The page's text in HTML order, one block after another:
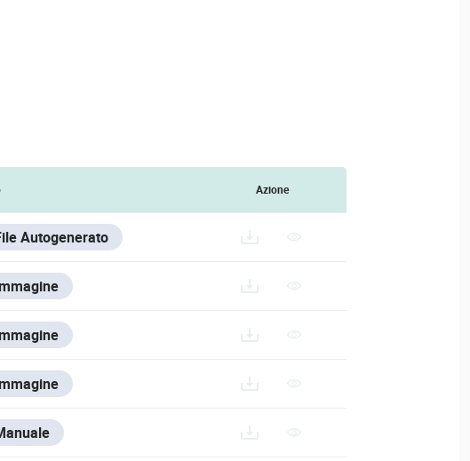
Azione
Autogenerato
VESTA-507_ES